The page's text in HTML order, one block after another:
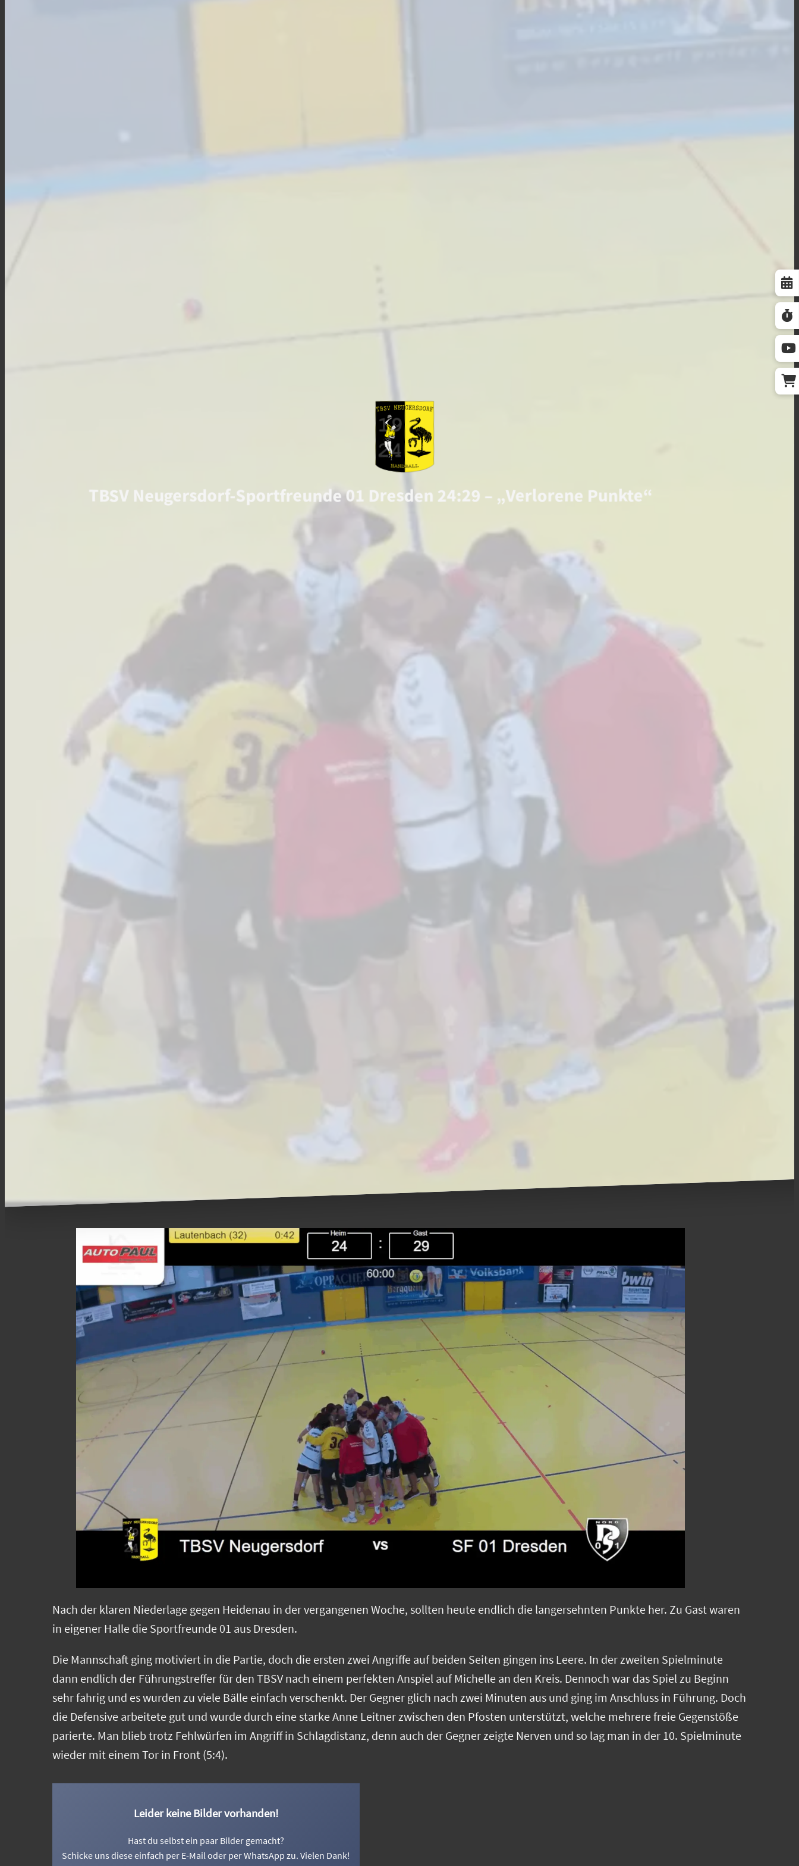
TBSV Neugersdorf-Sportfreunde 01 Dresden 24:29 – „Verlorene Punkte“
Nach der klaren Niederlage gegen Heidenau in der vergangenen Woche, sollten heute endlich die langersehnten Punkte her. Zu Gast waren
in eigener Halle die Sportfreunde 01 aus Dresden.
Die Mannschaft ging motiviert in die Partie, doch die ersten zwei Angriffe auf beiden Seiten gingen ins Leere. In der zweiten Spielminute
dann endlich der Führungstreffer für den TBSV nach einem perfekten Anspiel auf Michelle an den Kreis. Dennoch war das Spiel zu Beginn
sehr fahrig und es wurden zu viele Bälle einfach verschenkt. Der Gegner glich nach zwei Minuten aus und ging im Anschluss in Führung. Doch
die Defensive arbeitete gut und wurde durch eine starke Anne Leitner zwischen den Pfosten unterstützt, welche mehrere freie Gegenstöße
parierte. Man blieb trotz Fehlwürfen im Angriff in Schlagdistanz, denn auch der Gegner zeigte Nerven und so lag man in der 10. Spielminute
wieder mit einem Tor in Front (5:4).
Leider keine Bilder vorhanden!
Hast du selbst ein paar Bilder gemacht?
Schicke uns diese einfach per E-Mail oder per WhatsApp zu. Vielen Dank!